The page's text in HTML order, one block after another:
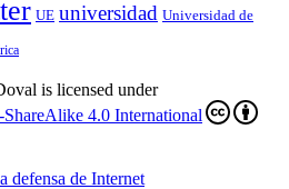
UE universidad Universidad de
is licensed under
4.0 International